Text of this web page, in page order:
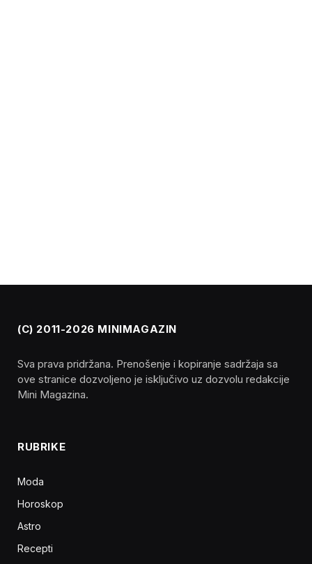
(C) 2011-2026 MINIMAGAZIN
Sva prava pridržana. Prenošenje i kopiranje sadržaja sa
ove stranice dozvoljeno je isključivo uz dozvolu redakcije
Mini Magazina.
RUBRIKE
Moda
Horoskop
Astro
Recepti